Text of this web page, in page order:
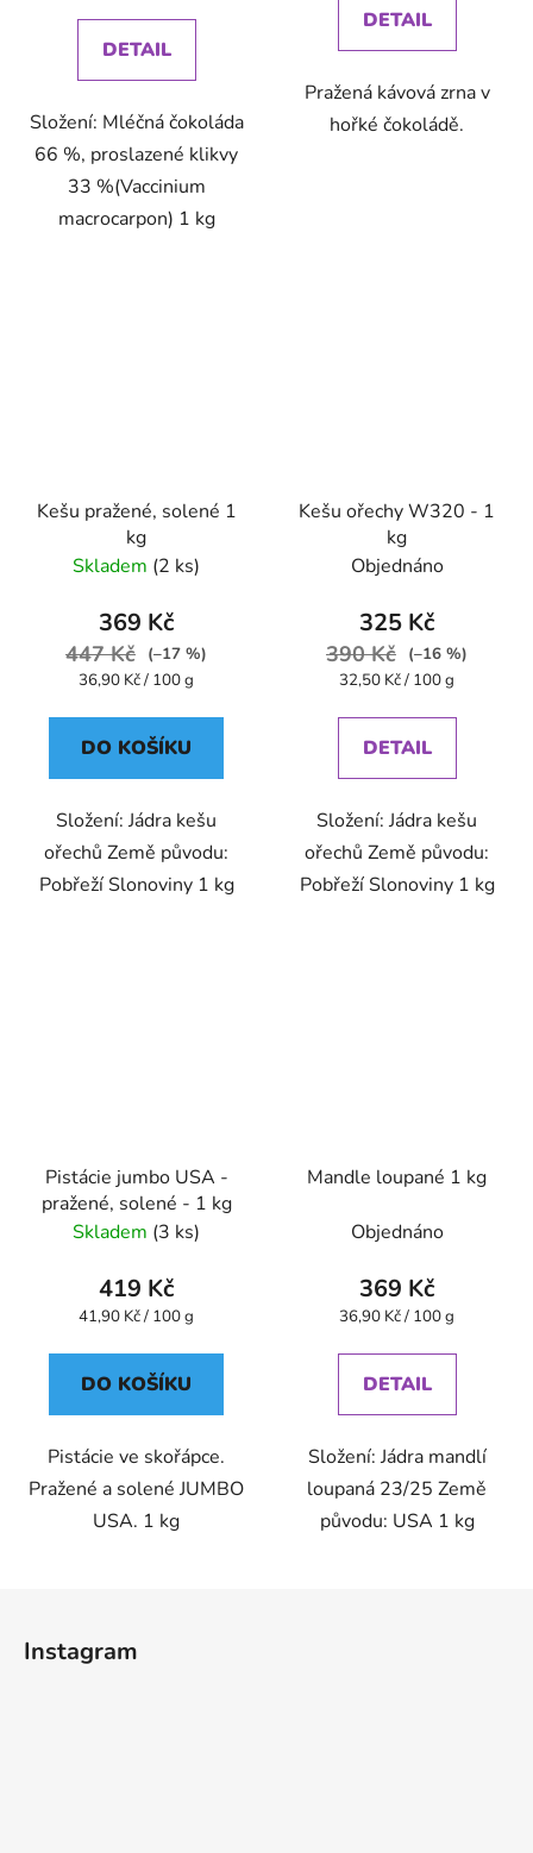
DETAIL
Složení: Mléčná čokoláda
66 %, proslazené klikvy
33 %(Vaccinium
macrocarpon) 1 kg
DETAIL
Pražená kávová zrna v
hořké čokoládě.
Kešu pražené, solené 1
kg
Skladem (2 ks)
369 Kč
447 Kč
(–17 %)
Měrná
36,90 Kč / 100 g
DO KOŠÍKU
Složení: Jádra kešu
ořechů Země původu:
Pobřeží Slonoviny 1 kg
Kešu ořechy W320 - 1
kg
Objednáno
325 Kč
390 Kč
(–16 %)
Měrná
32,50 Kč / 100 g
DETAIL
Složení: Jádra kešu
ořechů Země původu:
Pobřeží Slonoviny 1 kg
Pistácie jumbo USA -
pražené, solené - 1 kg
Skladem (3 ks)
419 Kč
Měrná
41,90 Kč / 100 g
DO KOŠÍKU
Pistácie ve skořápce.
Pražené a solené JUMBO
USA. 1 kg
Mandle loupané 1 kg
Objednáno
369 Kč
Měrná
36,90 Kč / 100 g
DETAIL
Složení: Jádra mandlí
loupaná 23/25 Země
původu: USA 1 kg
Instagram